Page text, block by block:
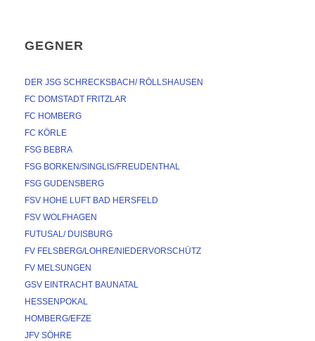
GEGNER
DER JSG SCHRECKSBACH/ RÖLLSHAUSEN
FC DOMSTADT FRITZLAR
FC HOMBERG
FC KÖRLE
FSG BEBRA
FSG BORKEN/SINGLIS/FREUDENTHAL
FSG GUDENSBERG
FSV HOHE LUFT BAD HERSFELD
FSV WOLFHAGEN
FUTUSAL/ DUISBURG
FV FELSBERG/LOHRE/NIEDERVORSCHÜTZ
FV MELSUNGEN
GSV EINTRACHT BAUNATAL
HESSENPOKAL
HOMBERG/EFZE
JFV SÖHRE